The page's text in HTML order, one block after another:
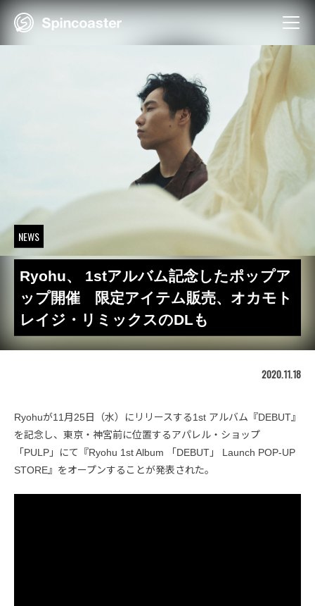
Skip
NEWS
Ryohu、 1stアルバム記念したポップア
ップ開催 限定アイテム販売、オカモト
レイジ・リミックスのDLも
2020.11.18
Ryohuが11月25日（水）にリリースする1st アルバム『DEBUT』
を記念し、東京・神宮前に位置するアパレル・ショップ
「PULP」にて『Ryohu 1st Album 「DEBUT」 Launch POP-UP
STORE』をオープンすることが発表された。